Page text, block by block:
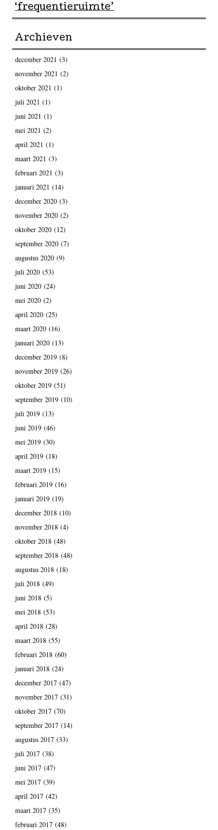
‘frequentieruimte’
Archieven
december 2021 (3)
november 2021 (2)
oktober 2021 (1)
juli 2021 (1)
juni 2021 (1)
mei 2021 (2)
april 2021 (1)
maart 2021 (3)
februari 2021 (3)
januari 2021 (14)
december 2020(3)
november 2020(2)
oktober 2020(12)
september 2020(7)
augustus 2020(9)
juli 2020(53)
juni 2020(24)
mei 2020(2)
april 2020(25)
maart 2020(16)
januari 2020(13)
december 2019(8)
november 2019(26)
oktober 2019(51)
september 2019(10)
juli 2019(13)
juni 2019(46)
mei 2019(30)
april 2019(18)
maart 2019(15)
februari 2019(16)
januari 2019(19)
december 2018(10)
november 2018(4)
oktober 2018(48)
september 2018(48)
augustus 2018(18)
juli 2018(49)
juni 2018(5)
mei 2018(53)
april 2018(28)
maart 2018(55)
februari 2018(60)
januari 2018(24)
december 2017(47)
november 2017(31)
oktober 2017(70)
september 2017(14)
augustus 2017(33)
juli 2017(38)
juni 2017(47)
mei 2017(39)
april 2017(42)
maart 2017(35)
februari 2017(48)